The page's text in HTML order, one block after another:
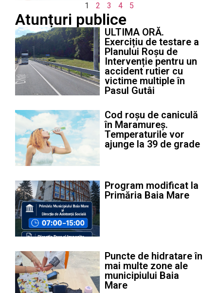
1 2 3 4 5
Atunțuri publice
ULTIMA ORĂ.
Exercițiu de testare a
Planului Roșu de
Intervenție pentru un
accident rutier cu
victime multiple în
Pasul Gutâi
Cod roșu de caniculă
în Maramureș.
Temperaturile vor
ajunge la 39 de grade
Program modificat la
Primăria Baia Mare
Puncte de hidratare în
mai multe zone ale
municipiului Baia
Mare